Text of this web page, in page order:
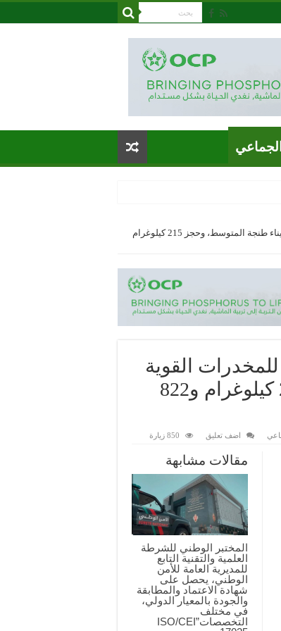
إجهاض عملية نوعية للتهريب الدولي للمخدرات القوية عبر ميناء طنجة المتوسط، وحجز 215 كيلوغرام
القوية
عبر ميناء طنجة المتوسط، وحجز 215 كيلوغرام و822
اضف تعليق 850 زيارة
مقالات مشابهة
المختبر الوطني للشرطة
العلمية والتقنية التابع
للمديرية العامة للأمن
الوطني، يحصل على
شهادة الاعتماد والمطابقة
والجودة بالمعيار الدولي،
في مختلف
التخصصات”ISO/CEI